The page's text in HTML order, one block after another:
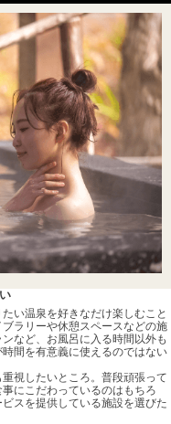
い温泉を好きなだけ楽しむこと
ラリーや休憩スペースなどの施
など、お風呂に入る時間以外も
間を有意義に使えるのではない
視したいところ。普段頑張って
にこだわっているのはもちろ
スを提供している施設を選びた